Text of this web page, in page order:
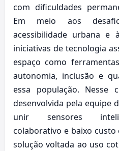
com dificuldades
Em meio aos
acessibilidade urbana e
iniciativas de tecnologia
espaço como
autonomia, inclusão e
essa população. Nesse
desenvolvida pela equipe
unir sensores
colaborativo e baixo
solução voltada ao uso